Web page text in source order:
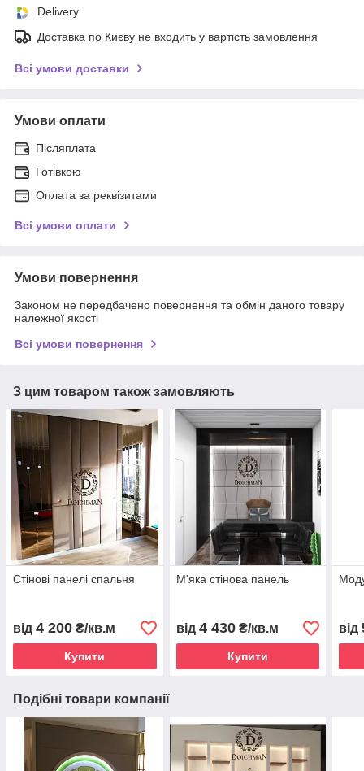
Delivery
Доставка по Києву не входить у вартість замовлення
Всі умови доставки
Умови оплати
Післяплата
Готівкою
Оплата за реквізитами
Всі умови оплати
Умови повернення
Законом не передбачено повернення та обмін даного товару
належної якості
Всі умови повернення
З цим товаром також замовляють
Стінові панелі спальня
від 4 200 ₴/кв.м
Купити
М'яка стінова панель
від 4 430₴/кв.м
Купити
від
Подібні товари компанії